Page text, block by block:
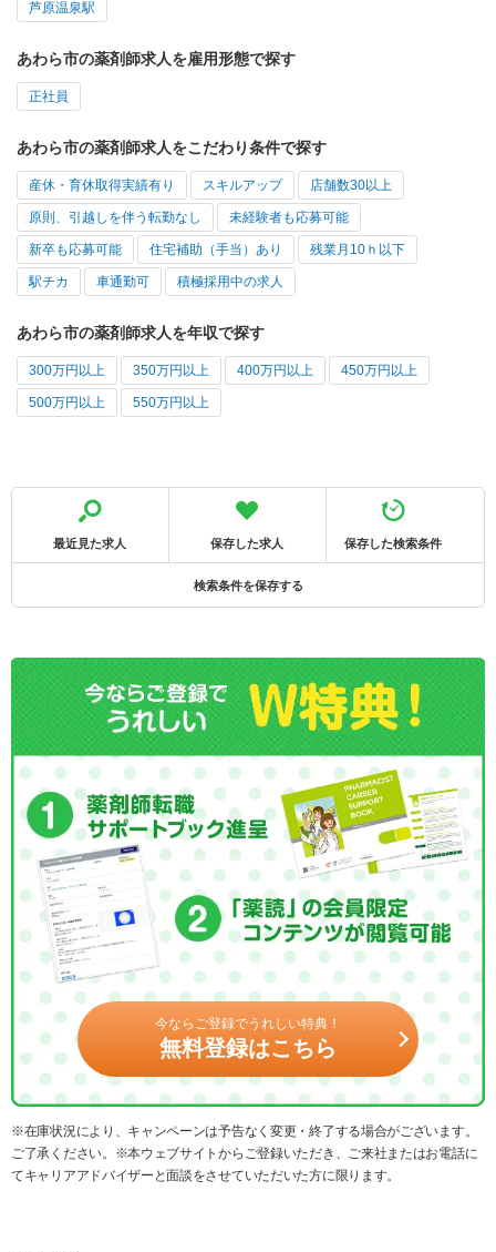
芦原温泉駅
あわら市の薬剤師求人を雇用形態で探す
正社員
あわら市の薬剤師求人をこだわり条件で探す
産休・育休取得実績有り スキルアップ 店舗数30以上
原則、引越しを伴う転勤なし 未経験者も応募可能
新卒も応募可能 住宅補助（手当）あり 残業月10ｈ以下
駅チカ 車通勤可 積極採用中の求人
あわら市の薬剤師求人を年収で探す
300万円以上 350万円以上 400万円以上 450万円以上
500万円以上 550万円以上
最近見た求人 保存した求人 保存した検索条件
検索条件を保存する
今ならご登録でうれしい特典！
無料登録はこちら
※在庫状況により、キャンペーンは予告なく変更・終了する場合がございます。
ご了承ください。※本ウェブサイトからご登録いただき、ご来社またはお電話に
てキャリアアドバイザーと面談をさせていただいた方に限ります。